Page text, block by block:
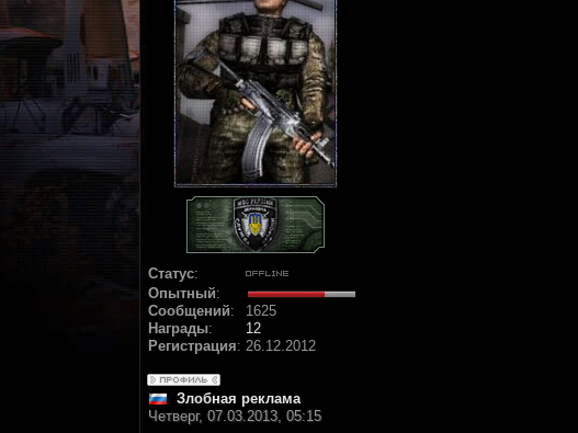
Статус:
Опытный:
Сообщений:
1625
Награды:
12
Регистрация: 26.12.2012
Злобная реклама
Четверг, 07.03.2013, 05:15